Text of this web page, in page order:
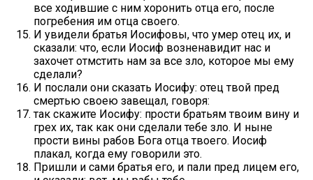
все ходившие с ним хоронить отца его, после
погребения им отца своего.
И увидели братья Иосифовы, что умер отец их, и
сказали: что, если Иосиф возненавидит нас и
захочет отмстить нам за все зло, которое мы ему
сделали?
И послали они сказать Иосифу: отец твой пред
смертью своею завещал, говоря:
так скажите Иосифу: прости братьям твоим вину и
грех их, так как они сделали тебе зло. И ныне
прости вины рабов Бога отца твоего. Иосиф
плакал, когда ему говорили это.
Пришли и сами братья его, и пали пред лицем его,